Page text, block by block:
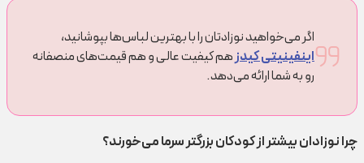
اگر می‌خواهید نوزادتان را با بهترین لباس‌ها بپوشانید،
اینفینیتی کیدزهم کیفیت عالی و هم قیمت‌های منصفانه
رو به شما ارائه می‌دهد.
چرا نوزادان بیشتر از کودکان بزرگتر سرما می‌خورند؟